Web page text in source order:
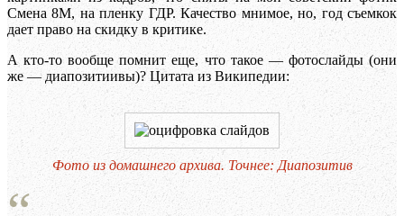
Смена 8М, на пленку ГДР. Качество мнимое, но, год съемкок
дает право на скидку в критике.
А кто-то вообще помнит еще, что такое — фотослайды (они
же — диапозитиивы)? Цитата из Википедии:
Фото из домашнего архива. Точнее: Диапозитив